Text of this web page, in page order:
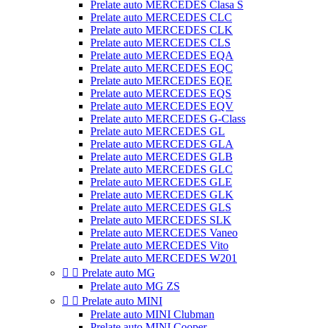
Prelate auto MERCEDES Clasa S
Prelate auto MERCEDES CLC
Prelate auto MERCEDES CLK
Prelate auto MERCEDES CLS
Prelate auto MERCEDES EQA
Prelate auto MERCEDES EQC
Prelate auto MERCEDES EQE
Prelate auto MERCEDES EQS
Prelate auto MERCEDES EQV
Prelate auto MERCEDES G-Class
Prelate auto MERCEDES GL
Prelate auto MERCEDES GLA
Prelate auto MERCEDES GLB
Prelate auto MERCEDES GLC
Prelate auto MERCEDES GLE
Prelate auto MERCEDES GLK
Prelate auto MERCEDES GLS
Prelate auto MERCEDES SLK
Prelate auto MERCEDES Vaneo
Prelate auto MERCEDES Vito
Prelate auto MERCEDES W201
  Prelate auto MG
Prelate auto MG ZS
  Prelate auto MINI
Prelate auto MINI Clubman